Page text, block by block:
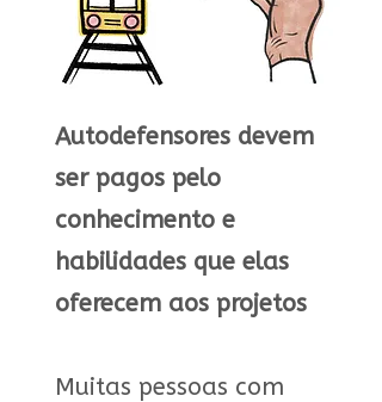
Autodefensores devem
ser pagos pelo
conhecimento e
habilidades que elas
oferecem aos projetos
Muitas pessoas com